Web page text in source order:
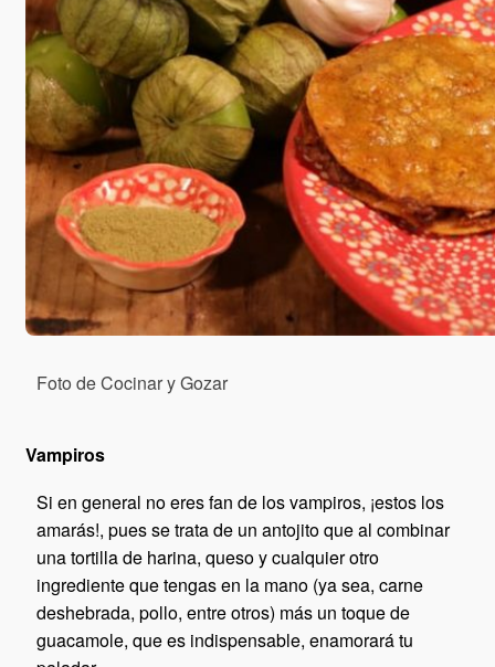
Foto de Cocinar y Gozar
Vampiros
Si en general no eres fan de los vampiros, ¡estos los
amarás!, pues se trata de un antojito que al combinar
una tortilla de harina, queso y cualquier otro
ingrediente que tengas en la mano (ya sea, carne
deshebrada, pollo, entre otros) más un toque de
guacamole, que es indispensable, enamorará tu